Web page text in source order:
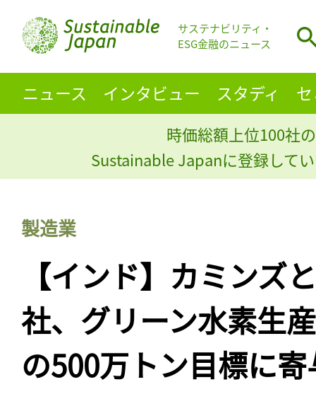
サステナビリティ・
ESG金融のニュース
ニュース インタビュー スタディ
時価総額上位100社
Sustainable Japanに登録して
製造業
【インド】カミンズ
社、グリーン水素生
の500万トン目標に寄